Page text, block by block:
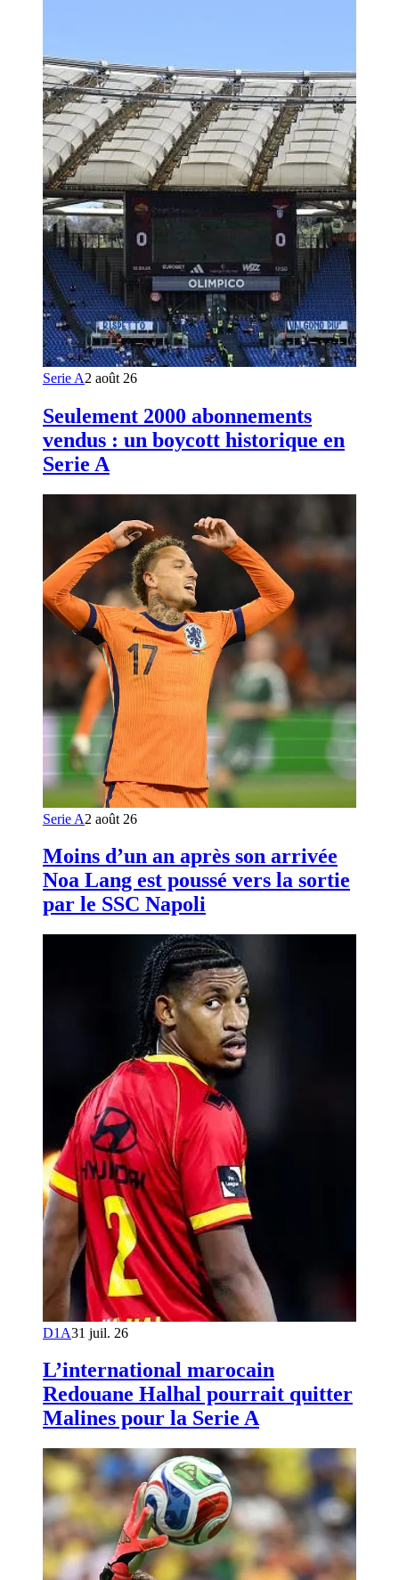
Serie A2 août 26
Seulement 2000 abonnements
vendus : un boycott historique en
Serie A
Serie A2 août 26
Moins d’un an après son arrivée
Noa Lang est poussé vers la sortie
par le SSC Napoli
D1A31 juil. 26
L’international marocain
Redouane Halhal pourrait quitter
Malines pour la Serie A